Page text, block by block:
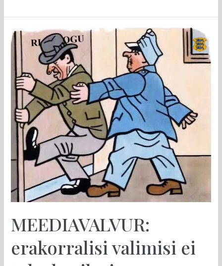
MEEDIAVALVUR:
erakorralisi valimisi ei
MEEDIAVALVUR:
erakorralisi
valimisi
ei
tule,
broilerite
võidujooks
jätkub